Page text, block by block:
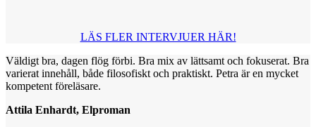
LÄS FLER INTERVJUER HÄR!
Väldigt bra, dagen flög förbi. Bra mix av lättsamt och fokuserat. Bra
varierat innehåll, både filosofiskt och praktiskt. Petra är en mycket
kompetent föreläsare.
Attila Enhardt, Elproman